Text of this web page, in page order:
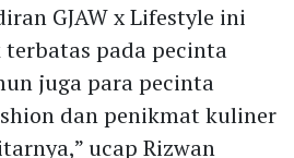
GJAW x Lifestyle ini
pada pecinta
juga para pecinta
dan penikmat kuliner
ucap Rizwan